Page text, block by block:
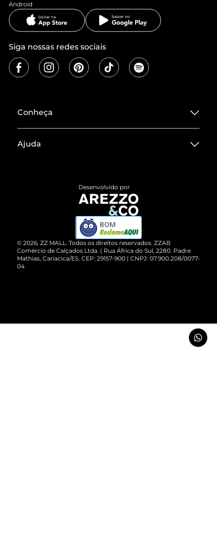
Android
Siga nossas redes sociais
Conheça
Termos de Uso
ZZ MALL é confiável
Cartão Presente
Vendas Corporativas
Ajuda
Devolução do Produto
Compre pelo WhatsApp
© 2026, ZZ MALL. Todos os direitos reservados. ZZAB
Comércio de Calçados Ltda. | Rua África do Sul, 2280. Padre
Mathias, Cariacica/ES. CEP: 29157-900 | CNPJ: 07.900.208/0077-
04
Desenvolvido por
BOM